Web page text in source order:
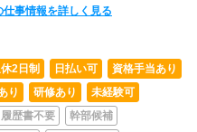
ど★1日4時間、週3～の短時間バ
仕事情報を詳しく見る
2日制 日払い可
資格手当あり
り 研修あり
未経験可
履歴書不要
幹部候補